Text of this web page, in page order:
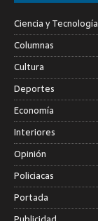
Ciencia y Tecnología
Columnas
Cultura
Deportes
Economía
Interiores
Opinión
Policiacas
Portada